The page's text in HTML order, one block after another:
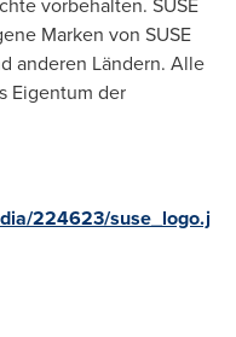
Marken von SUSE
anderen Ländern. Alle
Eigentum der
224623/suse_logo.j